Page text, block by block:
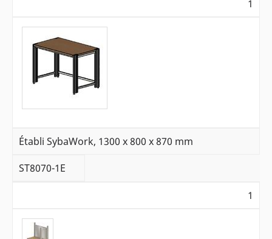
1
Établi SybaWork, 1300 x 800 x 870 mm
ST8070-1E
1